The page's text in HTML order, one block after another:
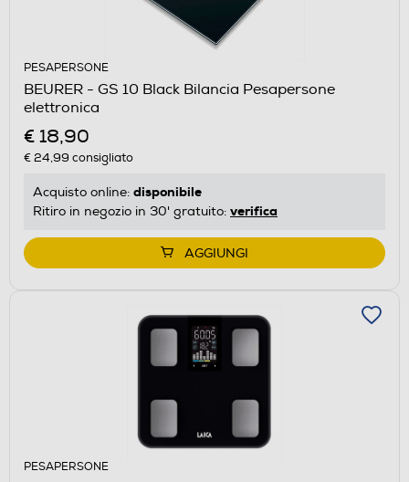
PESAPERSONE
BEURER - GS 10 Black Bilancia Pesapersone
elettronica
€ 18,90
€ 24,99 consigliato
Acquisto online: disponibile
Ritiro in negozio in 30' gratuito: verifica
AGGIUNGI
PESAPERSONE